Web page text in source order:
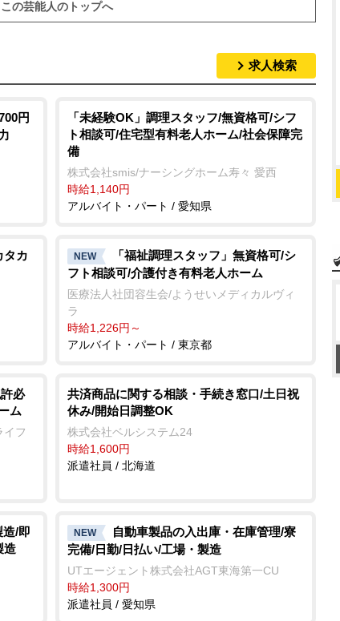
この芸能人のトップへ
求人検索
円
「未経験OK」調理スタッフ/無資格可/シフ
ト相談可/住宅型有料老人ホーム/社会保障完
備
株式会社smis/ナーシングホーム寿々 愛西
時給1,140円
アルバイト・パート / 愛知県
タカ NEW
「福祉調理スタッフ」無資格可/シ
フト相談可/介護付き有料老人ホーム
医療法人社団容生会/ようせいメディカルヴィ
ラ
時給1,226円～
アルバイト・パート / 東京都
必
ム
イフ
共済商品に関する相談・手続き窓口/土日祝
休み/開始日調整OK
株式会社ベルシステム24
時給1,600円
派遣社員 / 北海道
/即
造
NEW
自動車製品の入出庫・在庫管理/寮
完備/日勤/日払い/工場・製造
UTエージェント株式会社AGT東海第一CU
時給1,300円
派遣社員 / 愛知県